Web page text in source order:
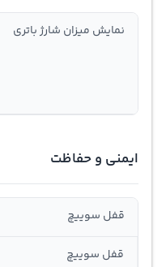
نمايش ميزان شارژ باتری
ایمنی و حفاظت
قفل سوييچ
قفل سوييچ